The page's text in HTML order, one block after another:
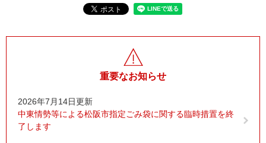
重要なお知らせ
2026年7月14日更新
中東情勢等による松阪市指定ごみ袋に関する臨時措置を終
了します